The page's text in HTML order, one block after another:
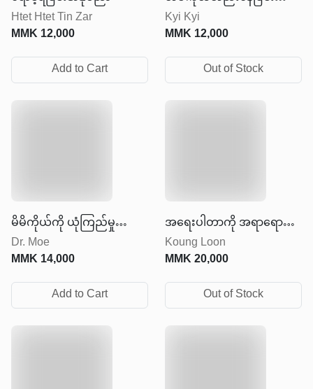
Htet Htet Tin Zar
MMK12,000
Add to Cart
အနုပညာ
Kyi Kyi
MMK12,000
Out of Stock
မိမိကိုယ်ကို ယုံကြည်မှု
တည်ဆောက်ခြင်း
Dr. Moe
MMK14,000
Add to Cart
အရေးပါတာကို အရာရောက်
အောင်လုပ်ပါ
Koung Loon
MMK20,000
Out of Stock